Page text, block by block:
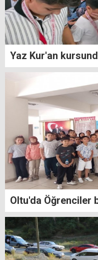
Yaz Kur'an
Oltu'da Öğrenciler